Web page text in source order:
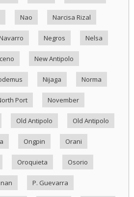
Nao Narcisa Rizal
Negros Nelsa
New Antipolo
Nijaga Norma
Port November
Old Antipolo Old Antipolo
Ongpin Orani
Oroquieta Osorio
P. Guevarra